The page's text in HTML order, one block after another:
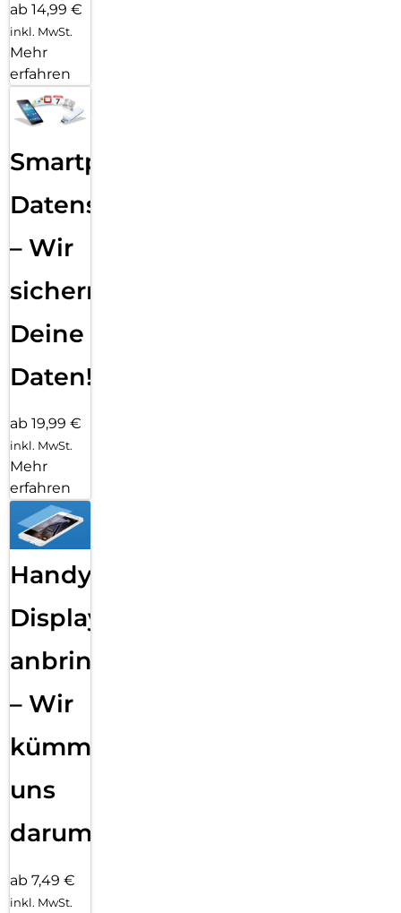
ab 14,99 €
inkl. MwSt.
Mehr
erfahren
Smartphone
Datensicherung
– Wir
sichern
Deine
Daten!
ab 19,99 €
inkl. MwSt.
Mehr
erfahren
Handy
Displayfolie
anbringen
– Wir
kümmern
uns
darum!
ab 7,49 €
inkl. MwSt.